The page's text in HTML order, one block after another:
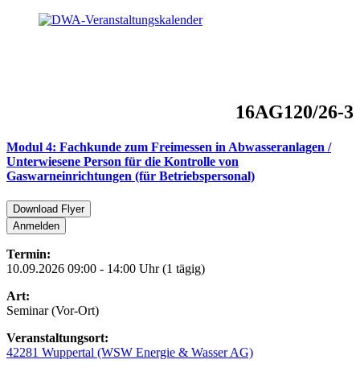
16AG120/26-3
Modul 4: Fachkunde zum Freimessen in Abwasseranlagen /
Unterwiesene Person für die Kontrolle von
Gaswarneinrichtungen (für Betriebspersonal)
Download Flyer
Anmelden
Termin:
10.09.2026 09:00 - 14:00 Uhr (1 tägig)
Art:
Seminar (Vor-Ort)
Veranstaltungsort:
42281 Wuppertal (WSW Energie & Wasser AG)